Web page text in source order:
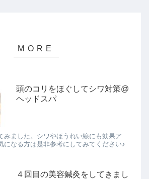
頭のコリをほぐしてシワ対策@
ヘッドスパ
みました。シワやほうれい線にも効果ア
になる方は是非参考にしてみてください♪
４回目の美容鍼灸をしてきまし